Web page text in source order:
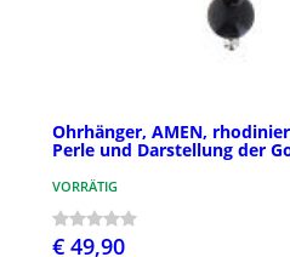
Ohrhänger, AMEN,
Perle und Darstellung der
VORRÄTIG
€ 49,90